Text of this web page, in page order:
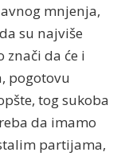
mnjenja,
su najviše
da će i
pogotovu
tog sukoba
da imamo
partijama,